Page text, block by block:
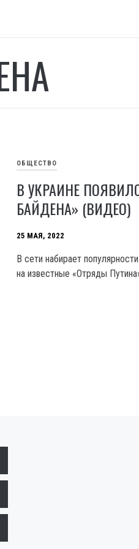
ОБЩЕСТВО
В УКРАИНЕ
БАЙДЕНА» (ВИДЕО)
25 МАЯ, 2022
В сети набирает
на известные «Отряды